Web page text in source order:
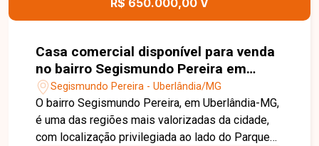
R$ 650.000,00 V
Casa comercial disponível para venda
no bairro Segismundo Pereira em
Uberlândia-MG
Segismundo Pereira - Uberlândia/MG
O bairro Segismundo Pereira, em Uberlândia-MG,
é uma das regiões mais valorizadas da cidade,
com localização privilegiada ao lado do Parque